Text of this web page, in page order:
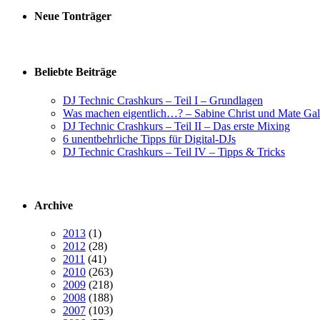
Neue Tonträger
Beliebte Beiträge
DJ Technic Crashkurs – Teil I – Grundlagen
Was machen eigentlich…? – Sabine Christ und Mate
DJ Technic Crashkurs – Teil II – Das erste Mixing
6 unentbehrliche Tipps für Digital-DJs
DJ Technic Crashkurs – Teil IV – Tipps & Tricks
Archive
2013 (1)
2012 (28)
2011 (41)
2010 (263)
2009 (218)
2008 (188)
2007 (103)